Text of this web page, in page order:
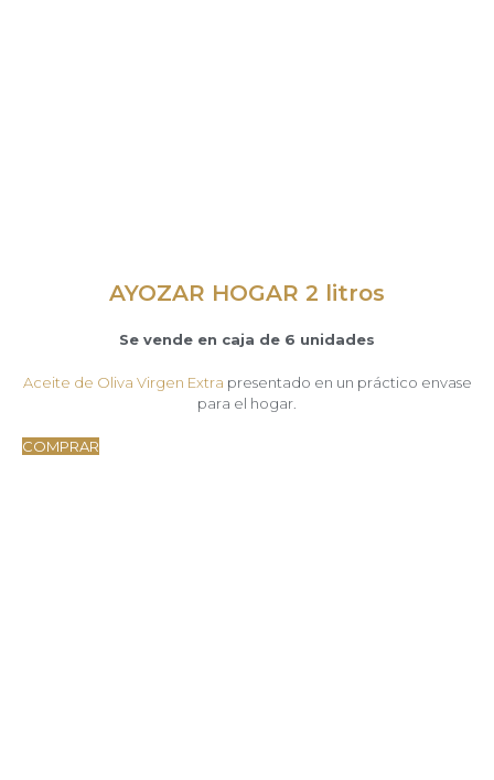
AYOZAR HOGAR 2 litros
Se vende en caja de 6 unidades
Aceite de Oliva Virgen Extra presentado en un práctico envase
para el hogar.
COMPRAR